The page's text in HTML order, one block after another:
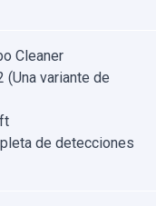
Cleaner
(Una variante de
de detecciones